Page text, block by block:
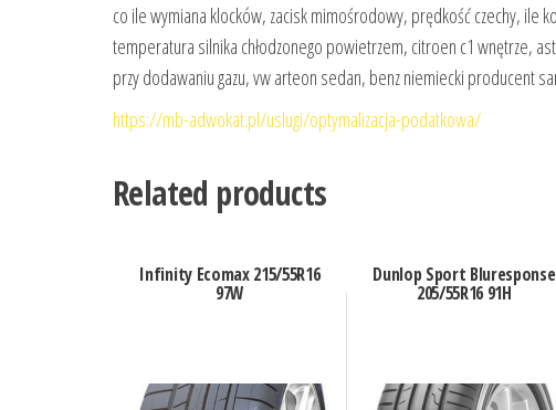
co ile wymiana klocków, zacisk mimośrodowy, prędkość czechy, ile
temperatura silnika chłodzonego powietrzem, citroen c1 wnętrze,
przy dodawaniu gazu, vw arteon sedan, benz niemiecki producent
https://mb-adwokat.pl/uslugi/optymalizacja-podatkowa/
Related products
Infinity Ecomax 215/55R16
97W
Dunlop Sport Bluresponse
205/55R16 91H